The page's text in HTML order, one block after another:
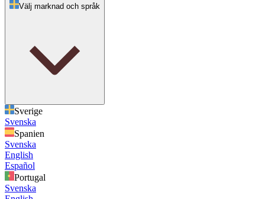
Välj marknad och språk
Sverige
Svenska
Spanien
Svenska
English
Español
Portugal
Svenska